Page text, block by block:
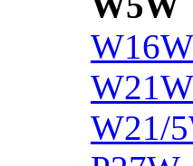
W16W
W21/